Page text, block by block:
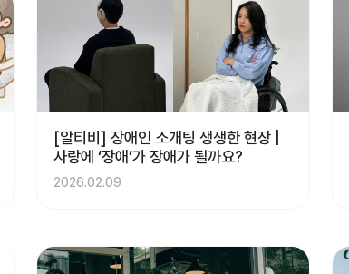
[알티비] 장애인 소개팅 생생한 현장 |
사랑에 ‘장애’가 장애가 될까요?
2026.02.09